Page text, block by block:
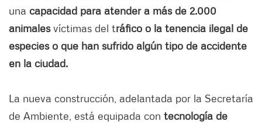
una capacidad para atender a más de 2.000
animalesvíctimas del tráfico o la tenencia ilegal de
especies o que han sufrido algún tipo de accidente
en la ciudad.
La nueva construcción, adelantada por la Secretaría
de Ambiente, está equipada con tecnología de